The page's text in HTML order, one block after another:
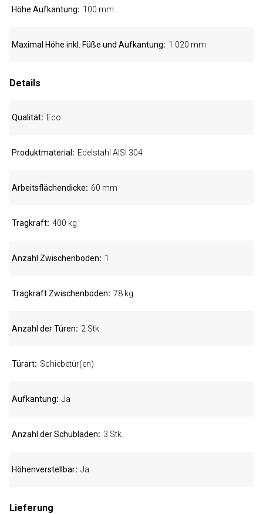
Höhe Aufkantung 100 mm
Maximal Höhe inkl. Füße und Aufkantung 1.020 mm
Details
Qualität Eco
Produktmaterial Edelstahl AISI 304
Arbeitsflächendicke 60 mm
Tragkraft 400 kg
Anzahl Zwischenboden 1
Tragkraft Zwischenboden 78 kg
Anzahl der Türen 2 Stk.
Türart Schiebetür(en)
Aufkantung Ja
Anzahl der Schubladen 3 Stk.
Höhenverstellbar Ja
Lieferung